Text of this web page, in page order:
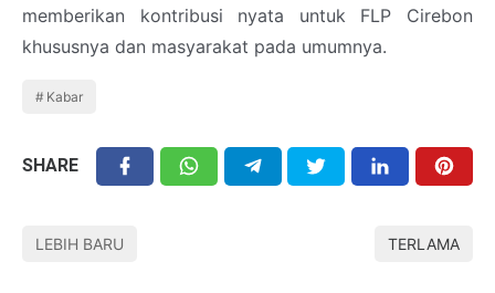
memberikan kontribusi nyata untuk FLP Cirebon
khususnya dan masyarakat pada umumnya.
Kabar
SHARE
LEBIH BARU TERLAMA